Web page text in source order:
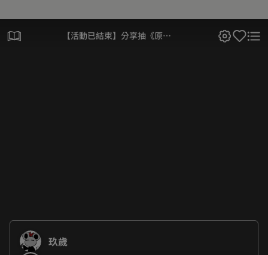
【活動已結束】分享抽《原子
玖歲